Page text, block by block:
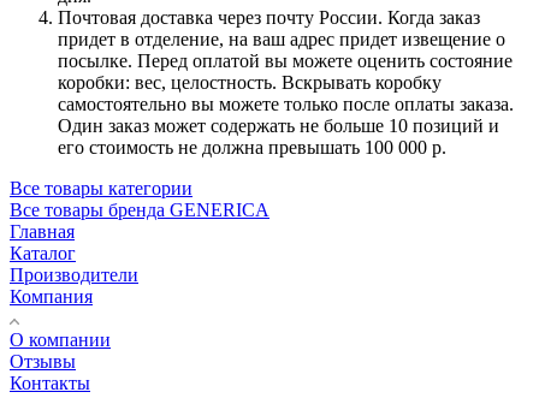
Почтовая доставка через почту России. Когда заказ
придет в отделение, на ваш адрес придет извещение о
посылке. Перед оплатой вы можете оценить состояние
коробки: вес, целостность. Вскрывать коробку
самостоятельно вы можете только после оплаты заказа.
Один заказ может содержать не больше 10 позиций и
его стоимость не должна превышать 100 000 р.
Все товары категории
Все товары бренда GENERICA
Главная
Каталог
Производители
Компания
О компании
Отзывы
Контакты